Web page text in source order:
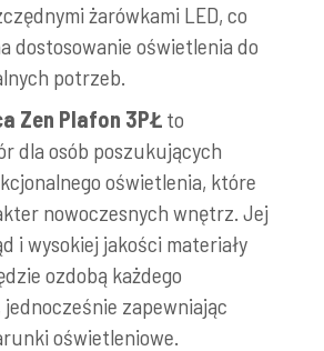
żarówkami LED, co
dostosowanie oświetlenia do
potrzeb.
Zen Plafon 3PŁ to
dla osób poszukujących
oświetlenia, które
nowoczesnych wnętrz. Jej
i wysokiej jakości materiały
ozdobą każdego
zapewniając
oświetleniowe.